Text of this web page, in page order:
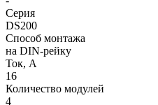
Серия
DS200
Способ монтажа
на DIN-рейку
Ток, А
16
Количество модулей
4